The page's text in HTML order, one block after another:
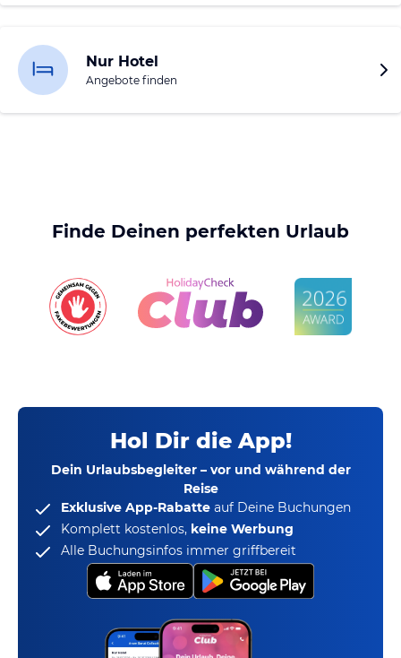
Nur Hotel
Angebote finden
Finde Deinen perfekten Urlaub
Hol Dir die App!
Dein Urlaubsbegleiter – vor und während der
Reise
Exklusive App-Rabatte auf Deine Buchungen
Komplett kostenlos, keine Werbung
Alle Buchungsinfos immer griffbereit